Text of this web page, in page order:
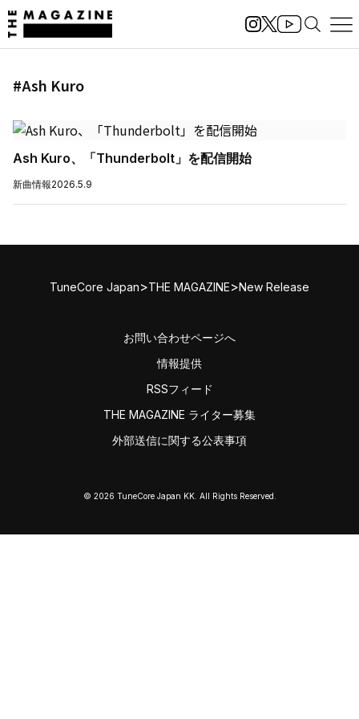
#Ash Kuro
Ash Kuro、「Thunderbolt」を配信開始
新曲情報2026.5.9
TuneCore Japan>THE MAGAZINE>New Release
お問い合わせページへ
情報提供
RSSフィード
THE MAGAZINE ライター募集
外部送信に関する公表事項
© 2026 TuneCore Japan KK. All Rights Reserved.